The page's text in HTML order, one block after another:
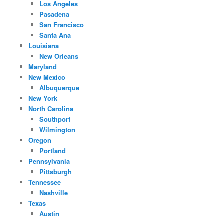
Los Angeles
Pasadena
San Francisco
Santa Ana
Louisiana
New Orleans
Maryland
New Mexico
Albuquerque
New York
North Carolina
Southport
Wilmington
Oregon
Portland
Pennsylvania
Pittsburgh
Tennessee
Nashville
Texas
Austin